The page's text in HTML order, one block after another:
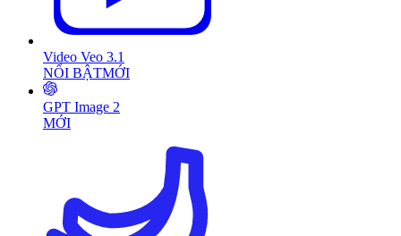
Video Veo 3.1
NỔI BẬTMỚI
GPT Image 2
MỚI